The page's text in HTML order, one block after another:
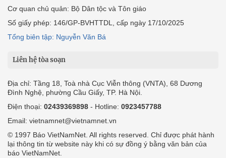
Cơ quan chủ quản: Bộ Dân tộc và Tôn giáo
Số giấy phép: 146/GP-BVHTTDL, cấp ngày 17/10/2025
Tổng biên tập: Nguyễn Văn Bá
Liên hệ tòa soạn
Địa chỉ: Tầng 18, Toà nhà Cục Viễn thông (VNTA), 68 Dương
Đình Nghệ, phường Cầu Giấy, TP. Hà Nội.
Điện thoại: 02439369898 - Hotline: 0923457788
Email: vietnamnet@vietnamnet.vn
© 1997 Báo VietNamNet. All rights reserved. Chỉ được phát hành
lại thông tin từ website này khi có sự đồng ý bằng văn bản của
báo VietNamNet.